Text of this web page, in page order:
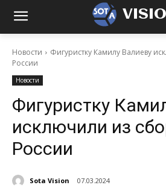
Новости
Фигуристку Камилу Валиеву
России
Новости
Фигуристку
исключили из
России
Sota Vision 07.03.2024